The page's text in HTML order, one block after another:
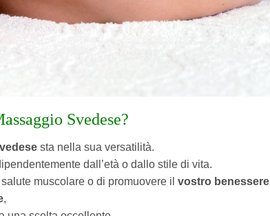
Svedese?
sta nella sua versatilità.
dall’età o dallo stile di vita.
muscolare o di promuovere il vostro benessere
,